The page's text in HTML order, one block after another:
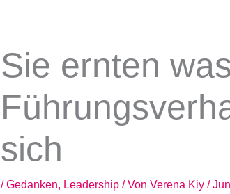
Sie ernten
sich
/Gedanken, Leadership / Von Verena Kiy /